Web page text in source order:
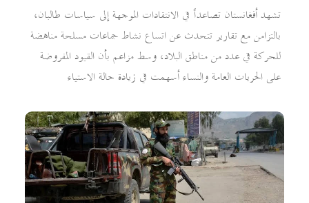
تشهد أفغانستان تصاعداً في الانتقادات الموجهة إلى سياسات طالبان،
بالتزامن مع تقارير تتحدث عن اتساع نشاط جماعات مسلحة مناهضة
للحركة في عدد من مناطق البلاد، وسط مزاعم بأن القيود المفروضة
على الحريات العامة والنساء أسهمت في زيادة حالة الاستياء